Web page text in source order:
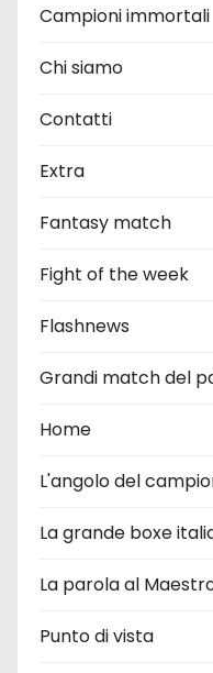
Campioni immortali
Chi siamo
Contatti
Extra
Fantasy match
Fight of the week
Flashnews
Grandi match del
Home
L'angolo del
La grande boxe
La parola al
Punto di vista